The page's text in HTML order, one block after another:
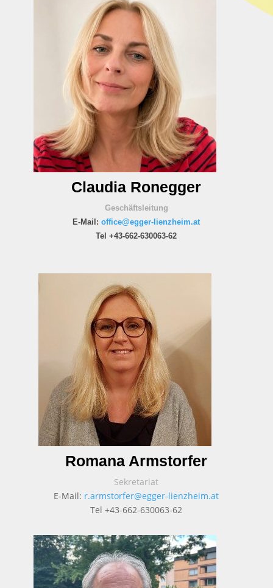
Claudia Ronegger
Geschäftsleitung
E-Mail:office@egger-lienzheim.at
Tel +43-662-630063-62
Romana Armstorfer
Sekretariat
E-Mail: r.armstorfer@egger-lienzheim.at
Tel +43-662-630063-62